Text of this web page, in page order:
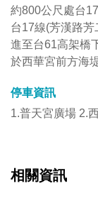
約800公尺處台
台17線(芳漢路
進至台61高架橋
於西華宮前方海
停車資訊
1.普天宮廣場 2.
相關資訊